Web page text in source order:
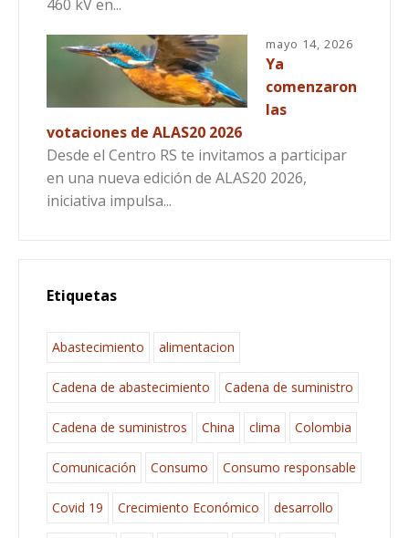
460 kV en...
mayo 14, 2026
Ya
comenzaron
las
votaciones de ALAS20 2026
Desde el Centro RS te invitamos a participar
en una nueva edición de ALAS20 2026,
iniciativa impulsa...
Etiquetas
Abastecimiento alimentacion
Cadena de abastecimiento Cadena de suministro
Cadena de suministros China clima Colombia
Comunicación Consumo Consumo responsable
Covid 19 Crecimiento Económico desarrollo